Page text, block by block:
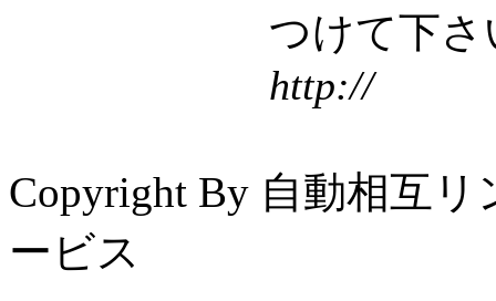
つけて下さ
http://
Copyright By 自動相互
ービス